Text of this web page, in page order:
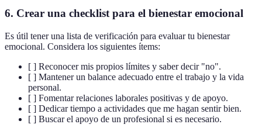
6. Crear una checklist para el bienestar emocional
Es útil tener una lista de verificación para evaluar tu bienestar
emocional. Considera los siguientes ítems:
[ ] Reconocer mis propios límites y saber decir "no".
[ ] Mantener un balance adecuado entre el trabajo y la vida
personal.
[ ] Fomentar relaciones laborales positivas y de apoyo.
[ ] Dedicar tiempo a actividades que me hagan sentir bien.
[ ] Buscar el apoyo de un profesional si es necesario.